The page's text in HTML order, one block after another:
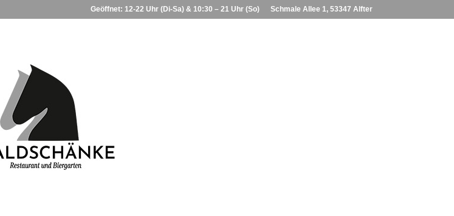
Geöffnet: 12-22 Uhr (Di-Sa) & 10:30 – 21 Uhr (So) Schmale Allee 1, 53347 Alfter